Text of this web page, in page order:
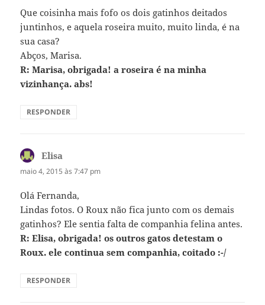
Que coisinha mais fofo os dois gatinhos deitados
juntinhos, e aquela roseira muito, muito linda, é na
sua casa?
Abços, Marisa.
R: Marisa, obrigada! a roseira é na minha
vizinhança. abs!
RESPONDER
Elisa
maio 4, 2015 às 7:47 pm
Olá Fernanda,
Lindas fotos. O Roux não fica junto com os demais
gatinhos? Ele sentia falta de companhia felina antes.
R: Elisa, obrigada! os outros gatos detestam o
Roux. ele continua sem companhia, coitado :-/
RESPONDER